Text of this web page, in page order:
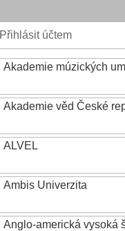
Přihlásit účtem
Akademie múzických
Akademie věd České
ALVEL
Ambis Univerzita
Anglo-americká vysoká